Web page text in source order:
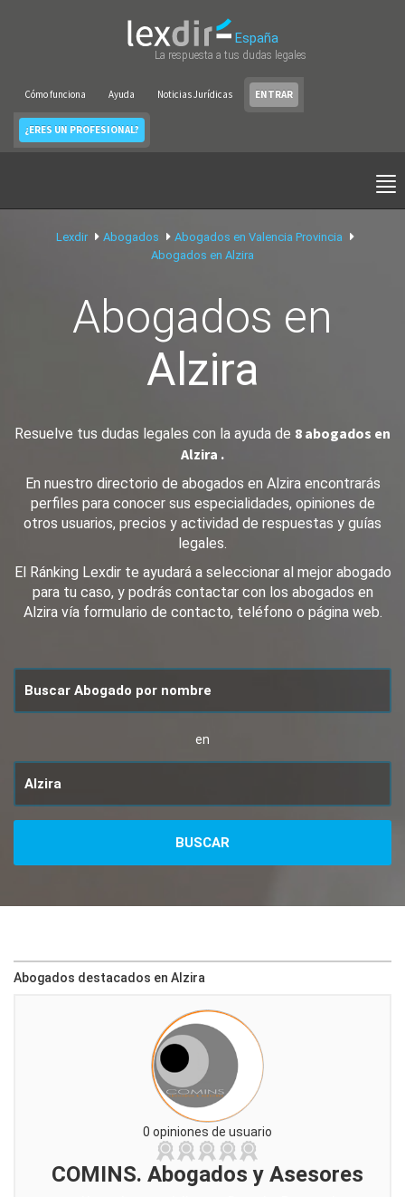
España
La respuesta a tus dudas legales
Cómo funciona Ayuda Noticias Jurídicas ENTRAR
¿ERES UN PROFESIONAL?
Lexdir Abogados
Abogados en Valencia Provincia
Abogados en Alzira
Abogados en
Alzira
Resuelve tus dudas legales con la ayuda de 8 abogados en
Alzira .
En nuestro directorio de abogados en Alzira encontrarás
perfiles para conocer sus especialidades, opiniones de
otros usuarios, precios y actividad de respuestas y guías
legales.
El Ránking Lexdir te ayudará a seleccionar al mejor abogado
para tu caso, y podrás contactar con los abogados en
Alzira vía formulario de contacto, teléfono o página web.
en
Abogados destacados en Alzira
0 opiniones de usuario
COMINS. Abogados y Asesores